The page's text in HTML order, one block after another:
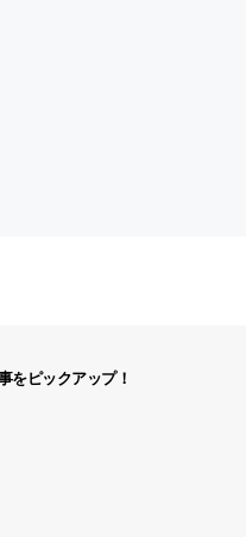
をピックアップ！